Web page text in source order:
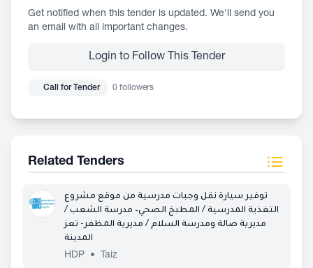
Get notified when this tender is updated. We'll send you
an email with all important changes.
Login to Follow This Tender
Call for Tender 0 followers
Related Tenders
توفير سيارة نقل وجبات مدرسية من موقع مشروع
التغذية المدرسية / المطبخ الصحي– مدرسة الشعب /
مديرية صالة ومدرسة السلام / مديرية المظفر- تعز
المدينة
HDP
• Taiz